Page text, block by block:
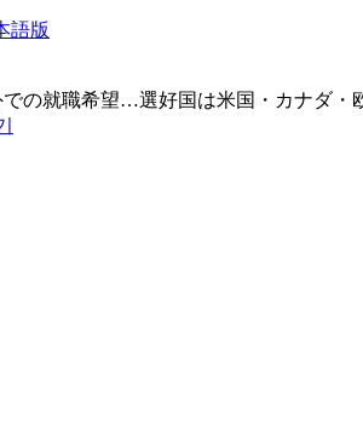
語版
の就職希望…選好国は米国・カナダ・